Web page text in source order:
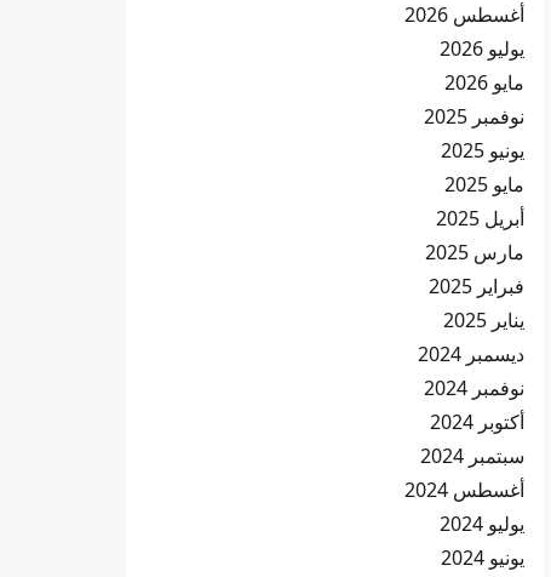
أغسطس 2026
يوليو 2026
مايو 2026
نوفمبر 2025
يونيو 2025
مايو 2025
أبريل 2025
مارس 2025
فبراير 2025
يناير 2025
ديسمبر 2024
نوفمبر 2024
أكتوبر 2024
سبتمبر 2024
أغسطس 2024
يوليو 2024
يونيو 2024